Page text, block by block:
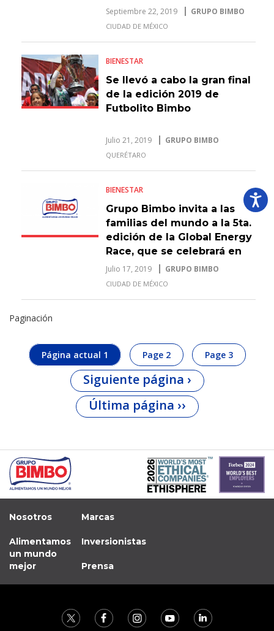
mil participantes
Septiembre 22, 2019 GRUPO BIMBO
CIUDAD DE MÉXICO
BIENESTAR
Se llevó a cabo la gran final
de la edición 2019 de
Futbolito Bimbo
Julio 21, 2019 GRUPO BIMBO
QUERÉTARO
BIENESTAR
Grupo Bimbo invita a las
familias del mundo a la 5ta.
edición de la Global Energy
Race, que se celebrará en
22 países y 36 ciudades
Julio 17, 2019 GRUPO BIMBO
CIUDAD DE MÉXICO
Paginación
Página actual 1 Page 2 Page 3
Siguiente página ›
Última página ››
Nosotros
Alimentamos
un mundo
mejor
Marcas
Inversionistas
Prensa